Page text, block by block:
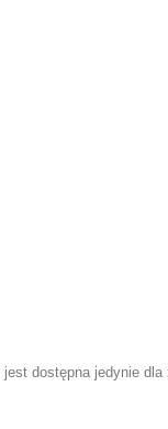
dostępna jedynie